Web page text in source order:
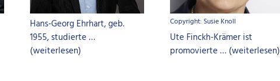
Hans-Georg Ehrhart, geb.
1955, studierte …
(weiterlesen)
Copyright: Susie Knoll
Ute Finckh-Krämer ist
promovierte … (weiterlesen)